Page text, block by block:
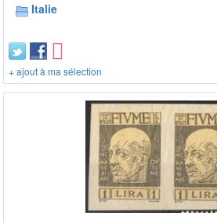
Italie
+ ajout à ma sélection